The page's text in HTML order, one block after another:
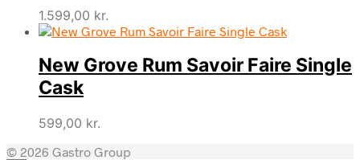
1.599,00 kr.
New Grove Rum Savoir Faire Single
Cask
599,00 kr.
© 2026 Gastro Group